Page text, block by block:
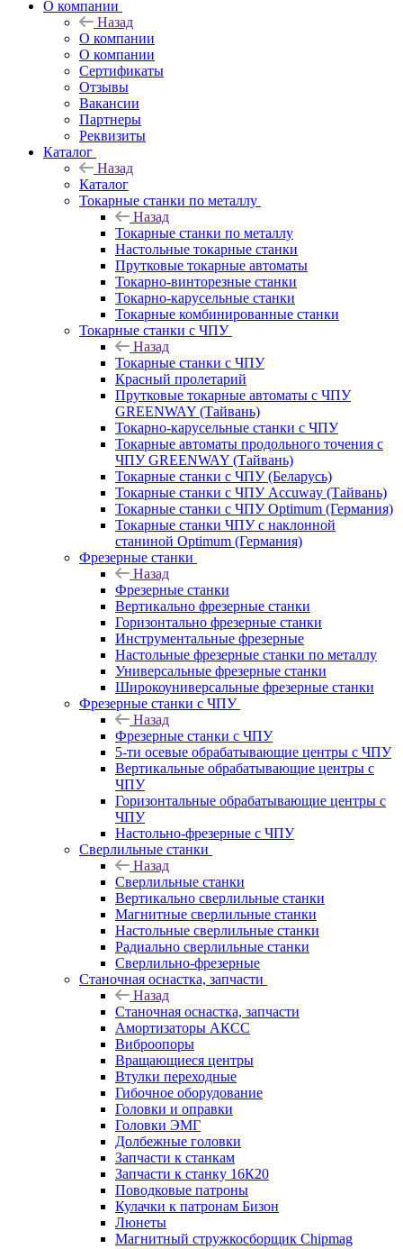
О компании
Назад
О компании
О компании
Сертификаты
Отзывы
Вакансии
Партнеры
Реквизиты
Каталог
Назад
Каталог
Токарные станки по металлу
Назад
Токарные станки по металлу
Настольные токарные станки
Прутковые токарные автоматы
Токарно-винторезные станки
Токарно-карусельные станки
Токарные комбинированные станки
Токарные станки с ЧПУ
Назад
Токарные станки с ЧПУ
Красный пролетарий
Прутковые токарные автоматы с ЧПУ
GREENWAY (Тайвань)
Токарно-карусельные станки с ЧПУ
Токарные автоматы продольного точения с
ЧПУ GREENWAY (Тайвань)
Токарные станки с ЧПУ (Беларусь)
Токарные станки с ЧПУ Accuway (Тайвань)
Токарные станки с ЧПУ Optimum (Германия)
Токарные станки ЧПУ с наклонной
станиной Optimum (Германия)
Фрезерные станки
Назад
Фрезерные станки
Вертикально фрезерные станки
Горизонтально фрезерные станки
Инструментальные фрезерные
Настольные фрезерные станки по металлу
Универсальные фрезерные станки
Широкоуниверсальные фрезерные станки
Фрезерные станки с ЧПУ
Назад
Фрезерные станки с ЧПУ
5-ти осевые обрабатывающие центры с ЧПУ
Вертикальные обрабатывающие центры с
ЧПУ
Горизонтальные обрабатывающие центры с
ЧПУ
Настольно-фрезерные с ЧПУ
Сверлильные станки
Назад
Сверлильные станки
Вертикально сверлильные станки
Магнитные сверлильные станки
Настольные сверлильные станки
Радиально сверлильные станки
Сверлильно-фрезерные
Станочная оснастка, запчасти
Назад
Станочная оснастка, запчасти
Амортизаторы АКСС
Виброопоры
Вращающиеся центры
Втулки переходные
Гибочное оборудование
Головки и оправки
Головки ЭМГ
Долбежные головки
Запчасти к станкам
Запчасти к станку 16К20
Поводковые патроны
Кулачки к патронам Бизон
Люнеты
Магнитный стружкосборщик Chipmag